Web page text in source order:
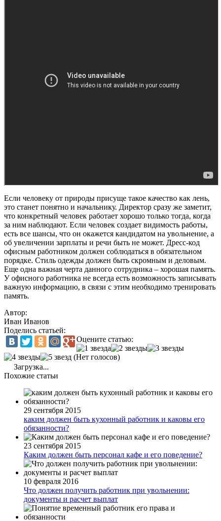
Если человеку от природы присуще такое качество как лень,
это станет понятно и начальнику. Директор сразу же заметит,
что конкретный человек работает хорошо только тогда, когда
за ним наблюдают. Если человек создает видимость работы,
есть все шансы, что он окажется кандидатом на увольнение, а
об увеличении зарплаты и речи быть не может. Дресс-код
офисным работником должен соблюдаться в обязательном
порядке. Стиль одежды должен быть скромным и деловым.
Еще одна важная черта данного сотрудника – хорошая память.
У офисного работника не всегда есть возможность записывать
важную информацию, в связи с этим необходимо тренировать
память.
Автор:
Иван Иванов
Поделись статьей:
Оцените статью:
(Нет голосов)
Загрузка...
Похожие статьи
29 сентября 2015
каким должен быть кухонный работник и каковы его
обязанности?
23 сентября 2015
Каким должен быть персонал кафе и его поведение?
10 февраля 2016
Что должен получить работник при увольнении:
документы и расчет выплат